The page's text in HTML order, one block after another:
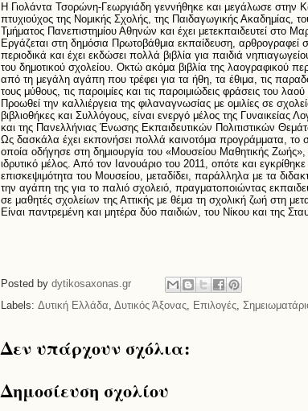
Η Γιολάντα Τσορώνη-Γεωργιάδη γεννήθηκε και μεγάλωσε στην Κ
πτυχιούχος της Νομικής Σχολής, της Παιδαγωγικής Ακαδημίας, το
Τμήματος Πανεπιστημίου Αθηνών και έχει μετεκπαιδευτεί στο Μα
Εργάζεται στη δημόσια Πρωτοβάθμια εκπαίδευση, αρθρογραφεί
περιοδικά και έχει εκδώσει πολλά βιβλία για παιδιά νηπιαγωγείο
του δημοτικού σχολείου. Οκτώ ακόμα βιβλία της λαογραφικού
από τη μεγάλη αγάπη που τρέφει για τα ήθη, τα έθιμα, τις παραδ
τους μύθους, τις παροιμίες και τις παροιμιώδεις φράσεις του λαού
Προωθεί την καλλιέργεια της φιλαναγνωσίας με ομιλίες σε σχολε
βιβλιοθήκες και Συλλόγους, είναι ενεργό μέλος της Γυναικείας
και της Πανελλήνιας Ένωσης Εκπαιδευτικών Πολιτιστικών Θεμά
Ως δασκάλα έχει εκπονήσει πολλά καινοτόμα προγράμματα, το
οποία οδήγησε στη δημιουργία του «Μουσείου Μαθητικής Ζωής»,
ιδρυτικό μέλος. Από τον ανουάριο του 2011, οπότε και εγκρίθηκε
επισκεψιμότητα του Μουσείου, μεταδίδει, παράλληλα με τα διδα
την αγάπη της για το παλιό σχολειό, πραγματοποιώντας εκπαιδε
σε μαθητές σχολείων της Αττικής με θέμα τη σχολική ζωή στη μετ
Είναι παντρεμένη και μητέρα δύο παιδιών, του Νίκου και της Στ
Posted by dytikosaxonas.gr
Labels: Δυτική Ελλάδα, Δυτικός Άξονας, Επιλογές,
Δεν υπάρχουν σχόλια:
Δημοσίευση σχολίου